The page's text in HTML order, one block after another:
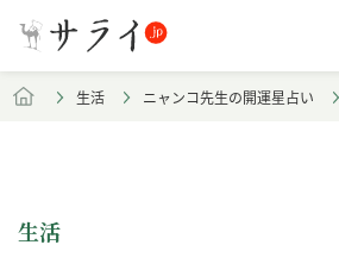
生活 ニャンコ先生の開運星占い
生活